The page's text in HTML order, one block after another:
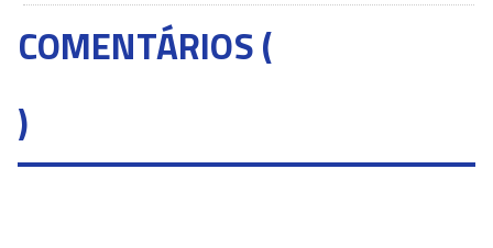
COMENTÁRIOS (
)